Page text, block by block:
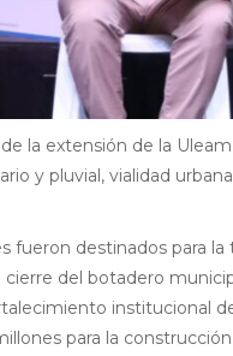
la extensión de la
y pluvial, vialidad
fueron destinados para
del botadero
institucional
para la